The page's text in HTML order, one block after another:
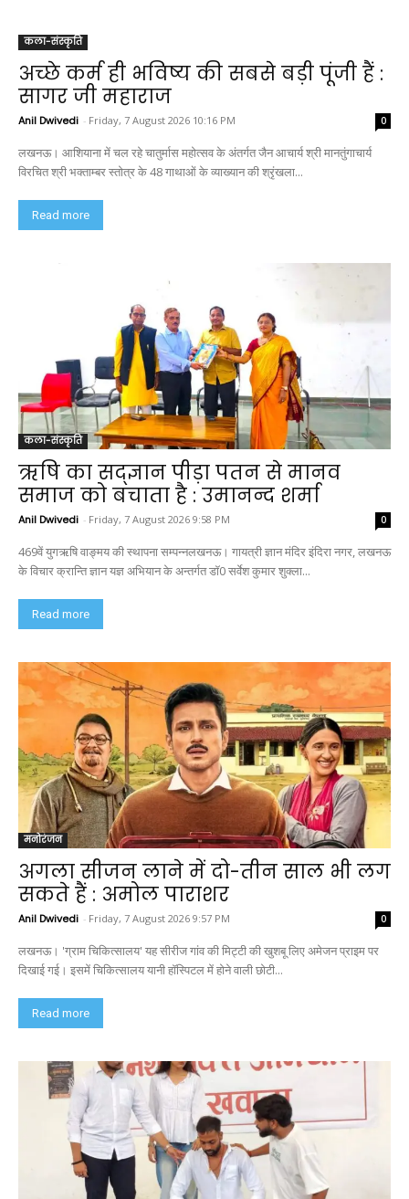
कला-संस्कृति
अच्छे कर्म ही भविष्य की सबसे बड़ी पूंजी हैं :
सागर जी महाराज
Anil Dwivedi - Friday, 7 August 2026 10:16 PM 0
लखनऊ। आशियाना में चल रहे चातुर्मास महोत्सव के अंतर्गत जैन आचार्य श्री मानतुंगाचार्य
विरचित श्री भक्ताम्बर स्तोत्र के 48 गाथाओं के व्याख्यान की श्रृंखला...
Read more
कला-संस्कृति
ऋषि का सद्ज्ञान पीड़ा पतन से मानव
समाज को बचाता है : उमानन्द शर्मा
Anil Dwivedi - Friday, 7 August 2026 9:58 PM 0
469वें युगऋषि वाङ्मय की स्थापना सम्पन्नलखनऊ। गायत्री ज्ञान मंदिर इंदिरा नगर, लखनऊ
के विचार क्रान्ति ज्ञान यज्ञ अभियान के अन्तर्गत डॉ0 सर्वेश कुमार शुक्ला...
Read more
मनोरंजन
अगला सीजन लाने में दो-तीन साल भी लग
सकते हैं : अमोल पाराशर
Anil Dwivedi - Friday, 7 August 2026 9:57 PM 0
लखनऊ। 'ग्राम चिकित्सालय' यह सीरीज गांव की मिट्टी की खुशबू लिए अमेजन प्राइम पर
दिखाई गई। इसमें चिकित्सालय यानी हॉस्पिटल में होने वाली छोटी...
Read more